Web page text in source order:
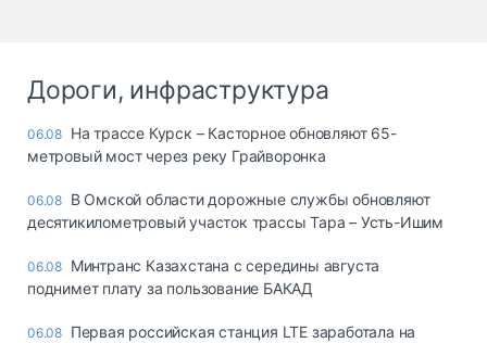
Дороги, инфраструктура
06.08 На трассе Курск – Касторное обновляют 65-
метровый мост через реку Грайворонка
06.08 В Омской области дорожные службы обновляют
десятикилометровый участок трассы Тара – Усть-Ишим
06.08 Минтранс Казахстана с середины августа
поднимет плату за пользование БАКАД
06.08 Первая российская станция LTE заработала на